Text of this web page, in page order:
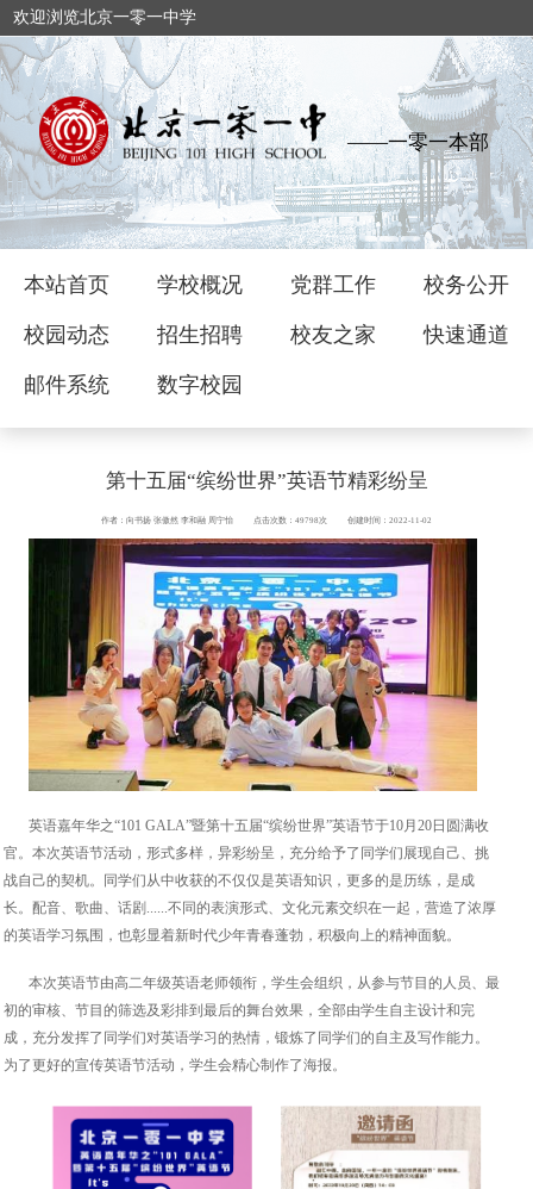
欢迎浏览北京一零一中学
——一零一本部
本站首页 学校概况 党群工作 校务公开
校园动态 招生招聘 校友之家 快速通道
邮件系统 数字校园
第十五届“缤纷世界”英语节精彩纷呈
作者： 向书扬 张傲然 李和融 周宁怡 点击次数：49798次 创建时间：2022-11-02
英语嘉年华之“101 GALA”暨第十五届“缤纷世界”英语节于10月20日圆满收
官。本次英语节活动，形式多样，异彩纷呈，充分给予了同学们展现自己、挑
战自己的契机。同学们从中收获的不仅仅是英语知识，更多的是历练，是成
长。配音、歌曲、话剧......不同的表演形式、文化元素交织在一起，营造了浓厚
的英语学习氛围，也彰显着新时代少年青春蓬勃，积极向上的精神面貌。
本次英语节由高二年级英语老师领衔，学生会组织，从参与节目的人员、最
初的审核、节目的筛选及彩排到最后的舞台效果，全部由学生自主设计和完
成，充分发挥了同学们对英语学习的热情，锻炼了同学们的自主及写作能力。
为了更好的宣传英语节活动，学生会精心制作了海报。